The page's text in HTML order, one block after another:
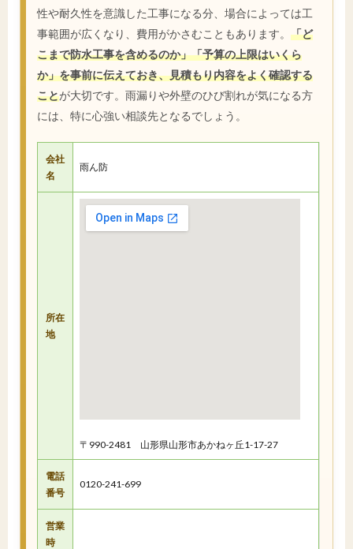
性や耐久性を意識した工事になる分、場合によっては工
事範囲が広くなり、費用がかさむこともあります。 「ど
こまで防水工事を含めるのか」「予算の上限はいくら
か」を事前に伝えておき、見積もり内容をよく確認する
ことが大切です。雨漏りや外壁のひび割れが気になる方
には、特に心強い相談先となるでしょう。
会社
名
雨ん防
所在
地
〒990-2481 山形県山形市あかねヶ丘1-17-27
電話
番号
0120-241-699
営業
時